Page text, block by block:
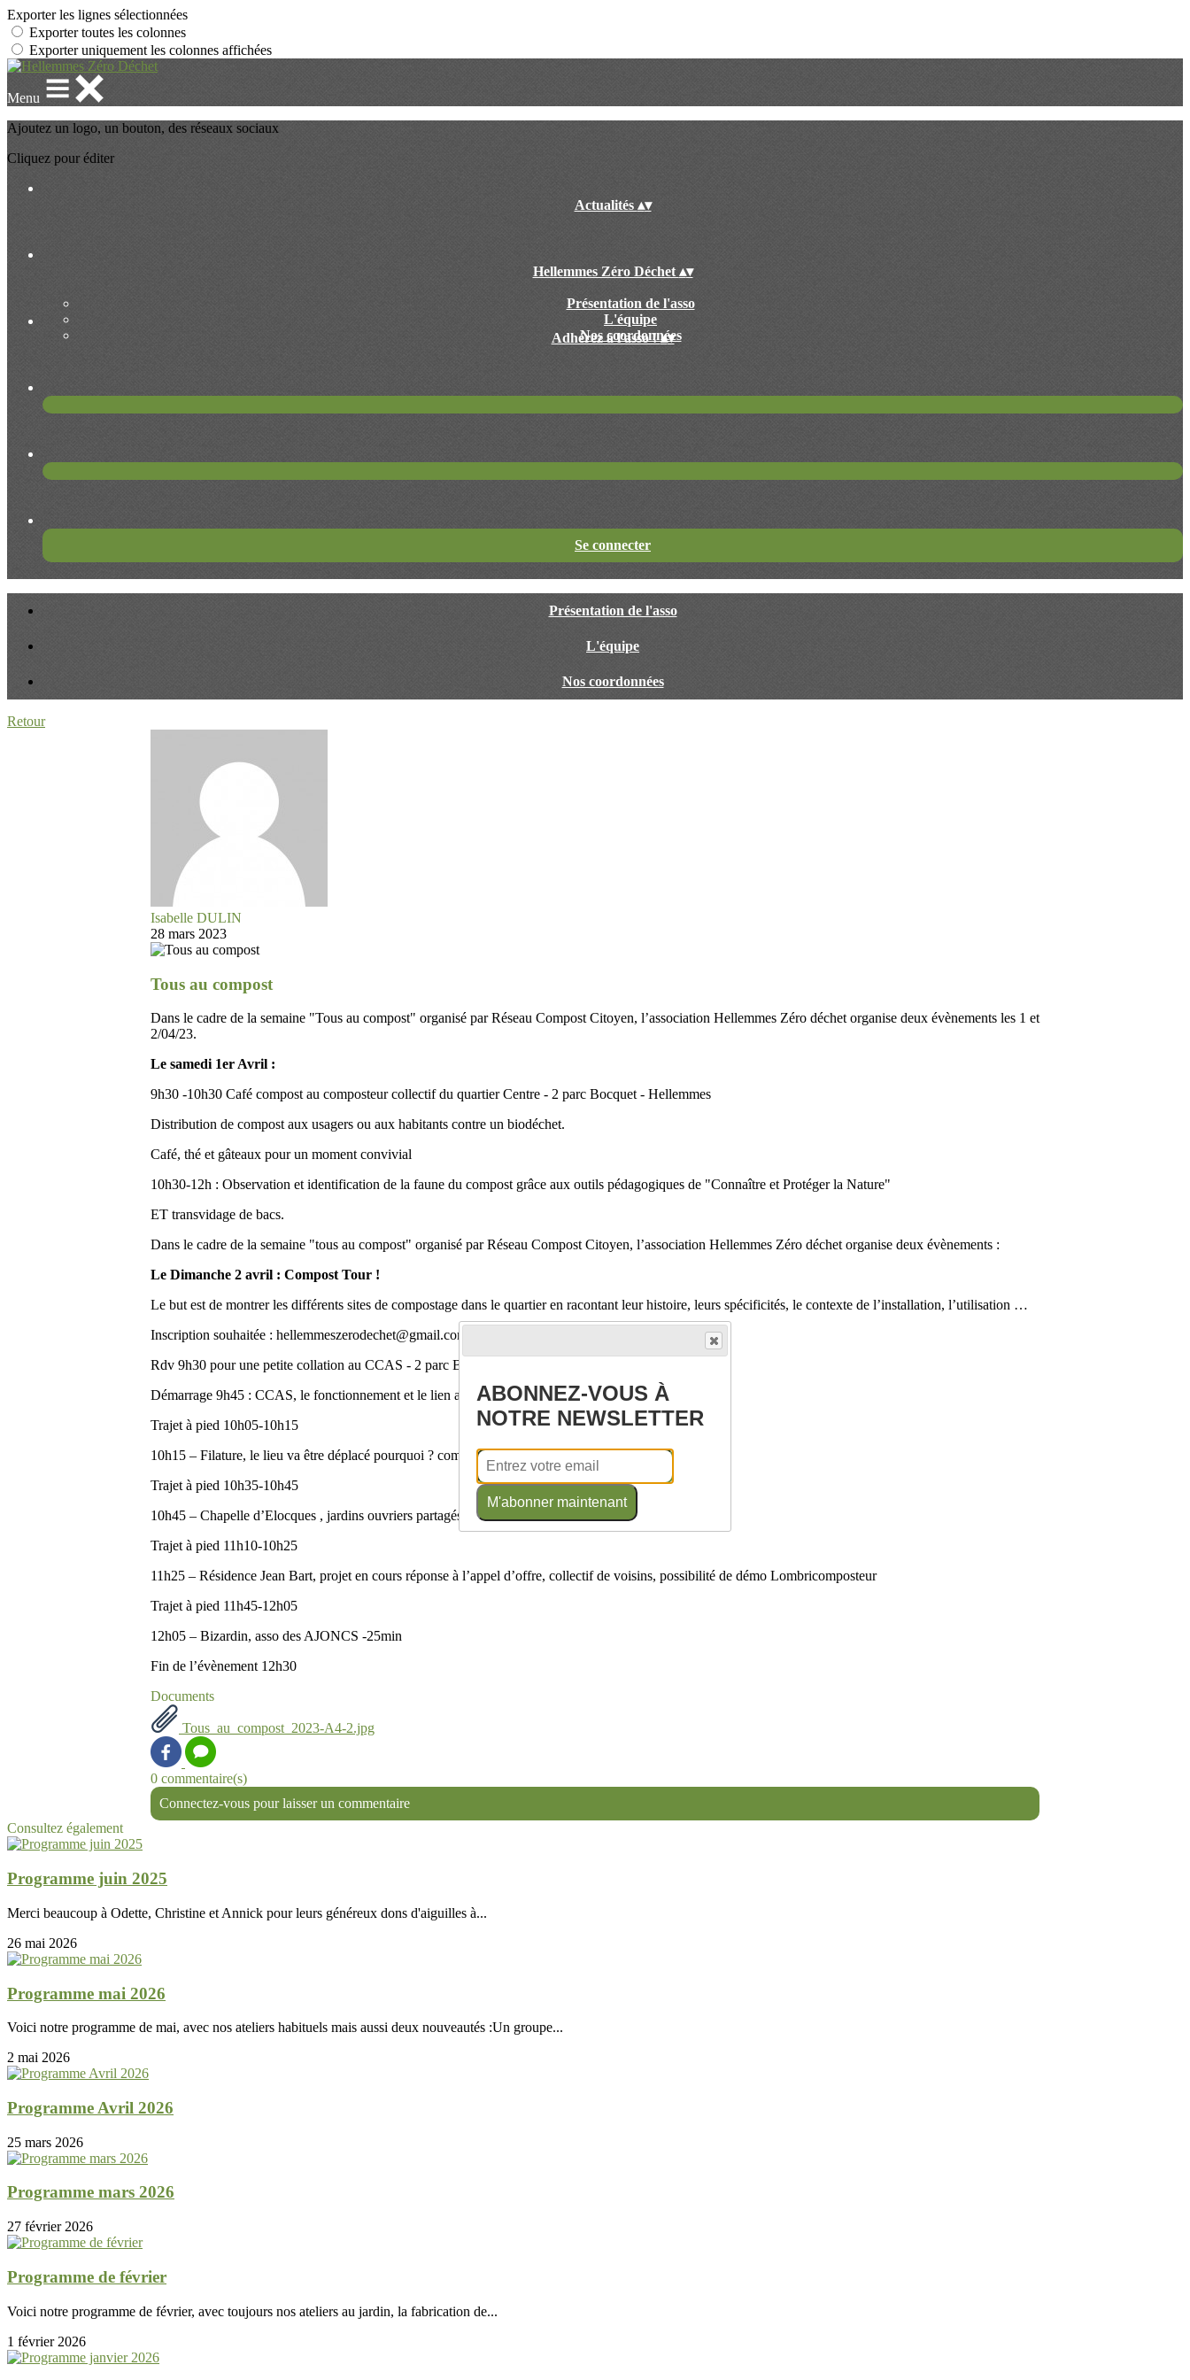
Exporter les lignes sélectionnées
Exporter toutes les colonnes
Exporter uniquement les colonnes affichées
Menu
Ajoutez un logo, un bouton, des réseaux sociaux
Cliquez pour éditer
Actualités ▴▾
Hellemmes Zéro Déchet ▴▾
Présentation de l'asso
L'équipe
Nos coordonnées
Adhérez à l'asso !▴▾
Se connecter
Présentation de l'asso
L'équipe
Nos coordonnées
Retour
Isabelle DULIN
28 mars 2023
Tous au compost
Dans le cadre de la semaine "Tous au compost" organisé par Réseau Compost Citoyen, l’association Hellemmes Zéro déchet organise deux évènements les 1 et
2/04/23.
Le samedi 1er Avril :
9h30 -10h30 Café compost au composteur collectif du quartier Centre - 2 parc Bocquet - Hellemmes
Distribution de compost aux usagers ou aux habitants contre un biodéchet.
Café, thé et gâteaux pour un moment convivial
10h30-12h : Observation et identification de la faune du compost grâce aux outils pédagogiques de "Connaître et Protéger la Nature"
ET transvidage de bacs.
Dans le cadre de la semaine "tous au compost" organisé par Réseau Compost Citoyen, l’association Hellemmes Zéro déchet organise deux évènements :
Le Dimanche 2 avril : Compost Tour !
Le but est de montrer les différents sites de compostage dans le quartier en racontant leur histoire, leurs spécificités, le contexte de l’installation, l’utilisation …
Inscription souhaitée : hellemmeszerodechet@gmail.com - 07 64 07 09 32
Rdv 9h30 pour une petite collation au CCAS - 2 parc Bocquet - Hellemmes
Démarrage 9h45 : CCAS, le fonctionnement et le lien avec le jardin.
Trajet à pied 10h05-10h15
10h15 – Filature, le lieu va être déplacé pourquoi ? comment va-t-on faire ?
Trajet à pied 10h35-10h45
10h45 – Chapelle d’Elocques , jardins ouvriers partagés
Trajet à pied 11h10-10h25
11h25 – Résidence Jean Bart, projet en cours réponse à l’appel d’offre, collectif de voisins, possibilité de démo Lombricomposteur
Trajet à pied 11h45-12h05
12h05 – Bizardin, asso des AJONCS -25min
Fin de l’évènement 12h30
Documents
Tous_au_compost_2023-A4-2.jpg
0 commentaire(s)
Connectez-vous pour laisser un commentaire
Consultez également
Programme juin 2025
Merci beaucoup à Odette, Christine et Annick pour leurs généreux dons d'aiguilles à...
26 mai 2026
Programme mai 2026
Voici notre programme de mai, avec nos ateliers habituels mais aussi deux nouveautés :Un groupe...
2 mai 2026
Programme Avril 2026
25 mars 2026
Programme mars 2026
27 février 2026
Programme de février
Voici notre programme de février, avec toujours nos ateliers au jardin, la fabrication de...
1 février 2026
ABONNEZ-VOUS À
NOTRE NEWSLETTER
M'abonner maintenant